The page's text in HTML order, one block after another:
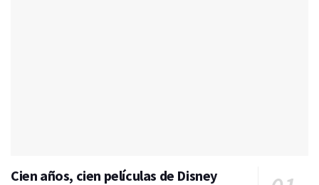
Cien años, cien películas de Disney